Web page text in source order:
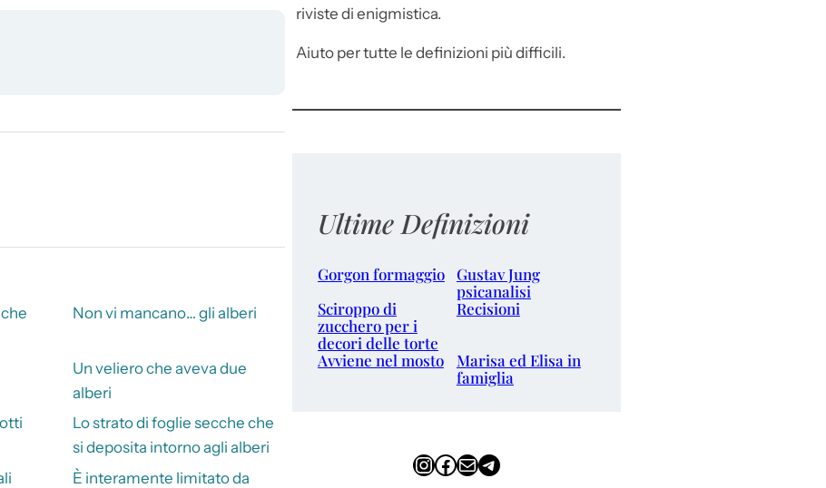
Non vi mancano… gli alberi
Un veliero che aveva due
alberi
Lo strato di foglie secche che
si deposita intorno agli alberi
È interamente limitato da
riviste di enigmistica.
Aiuto per tutte le definizioni più difficili.
Ultime Definizioni
Gorgon formaggio Gustav Jung
psicanalisi
Sciroppo di
zucchero per i
decori delle torte
Recisioni
Avviene nel mosto
Marisa ed Elisa in
famiglia
InstagramFacebook Email Telegram